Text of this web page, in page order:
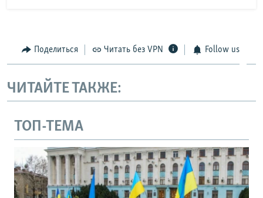
Поделиться Читать без VPN Follow us
ЧИТАЙТЕ ТАКЖЕ:
ТОП-ТЕМА